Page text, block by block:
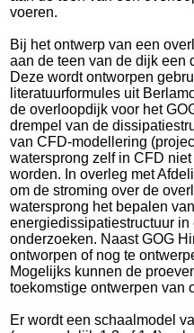
voeren.
Bij het ontwerp van een
aan de teen van de dijk een
Deze wordt ontworpen
literatuurformules uit
de overloopdijk voor het
drempel van de
van CFD-modellering
watersprong zelf in CFD
worden. In overleg met
om de stroming over de
watersprong het bepalen
energiedissipatiestructuur
onderzoeken. Naast GOG
ontworpen of nog te
Mogelijks kunnen de
toekomstige ontwerpen van
Er wordt een schaalmodel